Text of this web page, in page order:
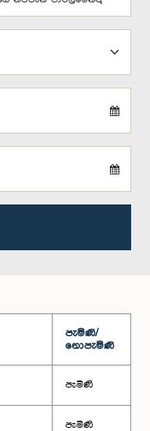
පැමිණි/
නොපැමිණි
පැමිණි
පැමිණි